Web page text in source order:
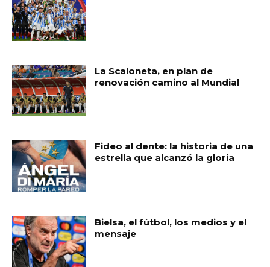
La Scaloneta, en plan de
renovación camino al Mundial
Fideo al dente: la historia de una
estrella que alcanzó la gloria
Bielsa, el fútbol, los medios y el
mensaje